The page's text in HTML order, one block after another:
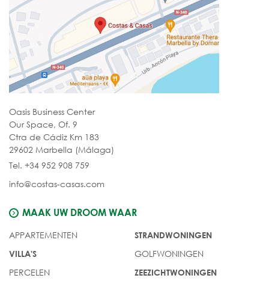
Oasis Business Center
Our Space, Of. 9
Ctra de Cádiz Km 183
29602 Marbella (Málaga)
Tel. +34 952 908 759
info@costas-casas.com
MAAK UW DROOM WAAR
APPARTEMENTEN
VILLA'S
PERCELEN
STRANDWONINGEN
GOLFWONINGEN
ZEEZICHTWONINGEN